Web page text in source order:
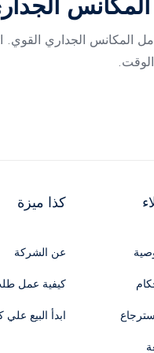
المكانس الجداري
كذا ميزة
عن الشركة
كيفية عمل
ابدأ البيع علي